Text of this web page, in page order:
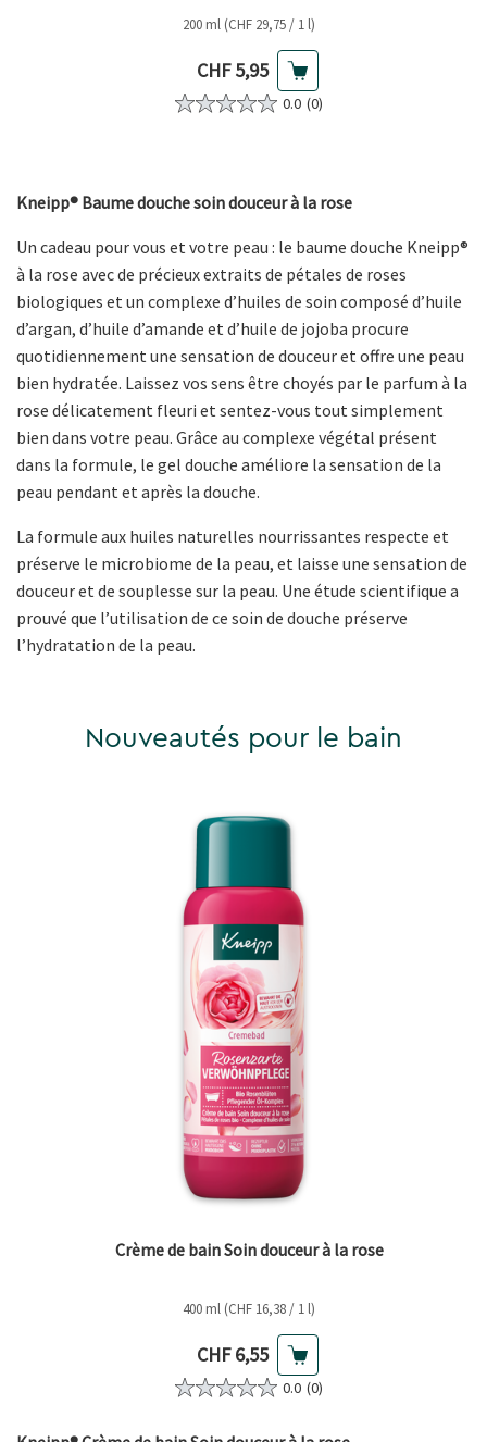
200 ml (CHF 29,75 / 1 l)
Prix actuel
CHF 5,95
0.0 (0)
Kneipp® Baume douche soin douceur à la rose
Un cadeau pour vous et votre peau : le baume douche Kneipp®
à la rose avec de précieux extraits de pétales de roses
biologiques et un complexe d’huiles de soin composé d’huile
d’argan, d’huile d’amande et d’huile de jojoba procure
quotidiennement une sensation de douceur et offre une peau
bien hydratée. Laissez vos sens être choyés par le parfum à la
rose délicatement fleuri et sentez-vous tout simplement
bien dans votre peau. Grâce au complexe végétal présent
dans la formule, le gel douche améliore la sensation de la
peau pendant et après la douche.
La formule aux huiles naturelles nourrissantes respecte et
préserve le microbiome de la peau, et laisse une sensation de
douceur et de souplesse sur la peau. Une étude scientifique a
prouvé que l’utilisation de ce soin de douche préserve
l’hydratation de la peau.
Nouveautés pour le bain
Crème de bain Soin douceur à la rose
400 ml (CHF 16,38 / 1 l)
Prix actuel
CHF 6,55
0.0 (0)